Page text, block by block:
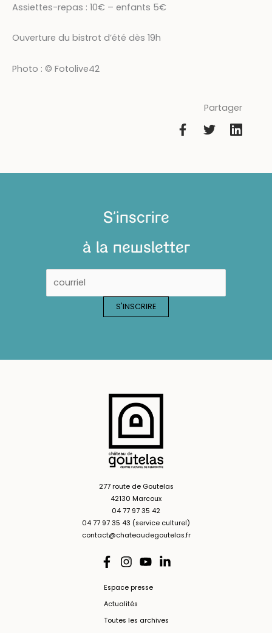
Assiettes-repas : 10€ – enfants 5€
Ouverture du bistrot d’été dès 19h
Photo : © Fotolive42
Partager
S'inscrire
à la newsletter
277 route de Goutelas
42130 Marcoux
04 77 97 35 42
04 77 97 35 43 (service culturel)
contact@chateaudegoutelas.fr
Espace presse
Actualités
Toutes les archives